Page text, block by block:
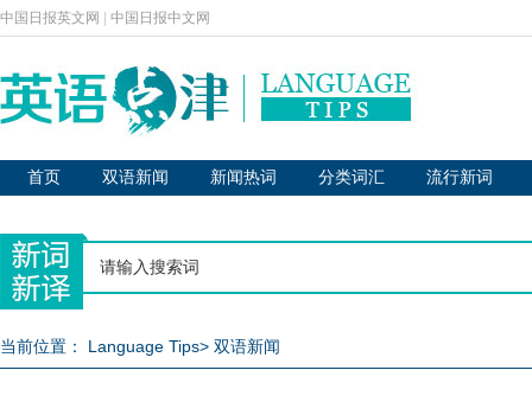
中国日报英文网 中国日报中文网
首页 双语新闻 新闻热词 分类词汇 流行新词
当前位置： Language Tips> 双语新闻